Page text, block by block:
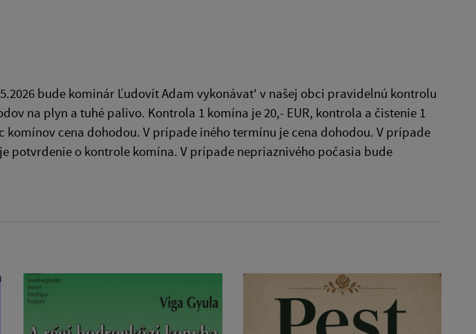
bude kominár Ľudovít Adam vykonávat' v našej obci pravidelnú kontrolu
na plyn a tuhé palivo. Kontrola 1 komína je 20,- EUR, kontrola a čistenie 1
komínov cena dohodou. V prípade iného termínu je cena dohodou. V prípade
potvrdenie o kontrole komína. V prípade nepriaznivého počasia bude